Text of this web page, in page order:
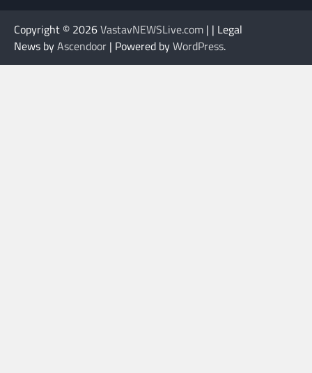
Copyright © 2026VastavNEWSLive.com | | Legal
News byAscendoor | Powered byWordPress.